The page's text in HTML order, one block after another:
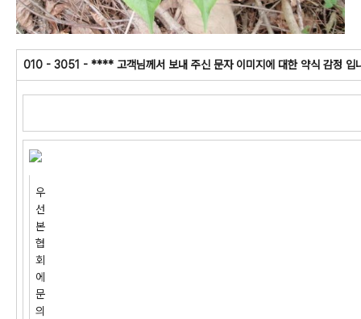
010 - 3051 - **** 고객님께서 보내 주신 문자 이미지에 대한 약식 감정 입
우
선
본
협
회
에
문
의